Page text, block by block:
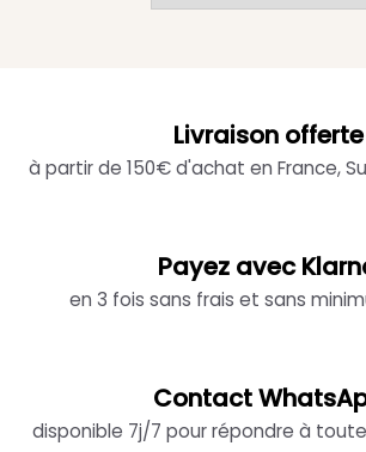
Livraison offerte
à partir de 150€ d'achat en France,
Payez avec
en 3 fois sans frais et sans
Contact
disponible 7j/7 pour répondre à